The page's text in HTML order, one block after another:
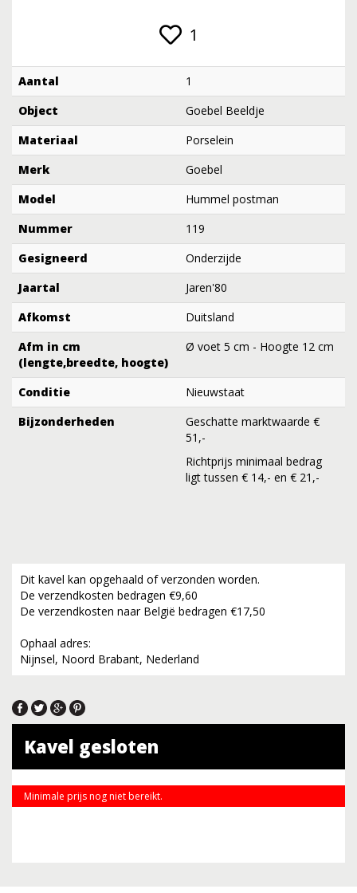
1
Aantal
1
Object
Goebel Beeldje
Materiaal
Porselein
Merk
Goebel
Model
Hummel postman
Nummer
119
Gesigneerd
Onderzijde
Jaartal
Jaren'80
Afkomst
Duitsland
Afm in cm
(lengte,breedte, hoogte)
Ø voet 5 cm - Hoogte 12 cm
Conditie
Nieuwstaat
Bijzonderheden
Geschatte marktwaarde €
51,-
Richtprijs minimaal bedrag
ligt tussen € 14,- en € 21,-
Dit kavel kan opgehaald of verzonden worden.
De verzendkosten bedragen €9,60
De verzendkosten naar België bedragen €17,50
Ophaal adres:
Nijnsel, Noord Brabant, Nederland
Kavel gesloten
Minimale prijs nog niet bereikt.